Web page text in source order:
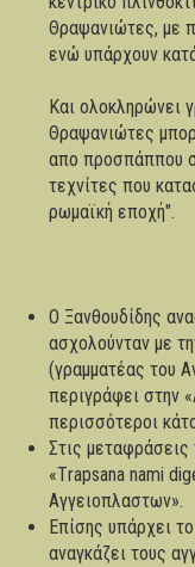
Θραψανιώτες, με
ενώ υπάρχουν
Και ολοκληρώνει
Θραψανιώτες
απο προσπάππου
τεχνίτες που
ρωμαϊκή εποχή".
Ο Ξανθουδίδης
ασχολούνταν με
(γραμματέας του
περιγράφει στην
περισσότεροι
Στις
«Τrapsana nami
Αγγειοπλαστων».
Επίσης υπάρχει
αναγκάζει τους